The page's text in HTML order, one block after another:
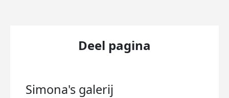
Deel pagina
Simona's galerij